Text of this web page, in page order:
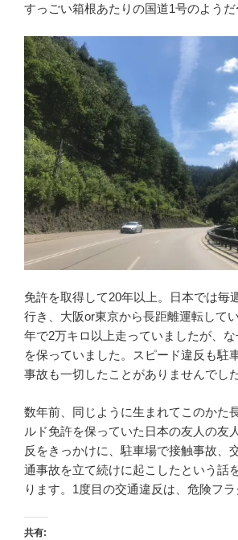
すっごい箱根あたりの国道1号のようだ
免許を取得して20年以上。日本では毎
行き、大阪or東京から長距離運転して
年で2万キロ以上走っていましたが、
を保っていました。スピード違反も駐
事故も一切したことがありませんでした
数年前、同じように生まれてこのかた
ルド免許を保っていた日本の友人の友
反をきっかけに、駐車場で接触事故、
通事故を立て続けに起こしたという話
ります。1度目の交通違反は、危険フラ
共有: